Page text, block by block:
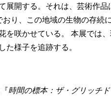
展開する。それは、芸術作
り、この地域の生物の存
を咲かせている。 本展では
た様子を追跡する。
時間の標本：ザ・グリッチ